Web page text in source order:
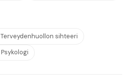
Terveydenhuollon sihteeri
Psykologi